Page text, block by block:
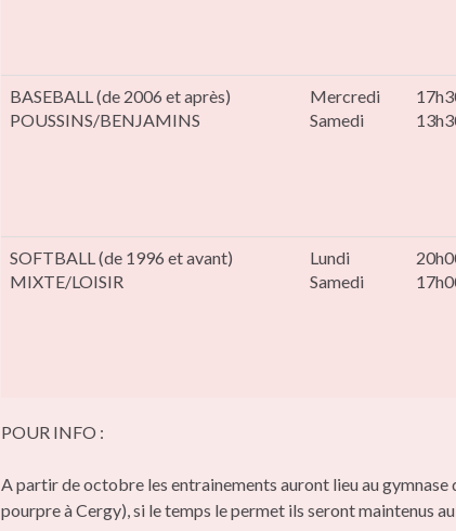
BASEBALL (de 2006 et après)
POUSSINS/BENJAMINS
Mercredi
Samedi
SOFTBALL (de 1996 et avant)
MIXTE/LOISIR
Lundi
Samedi
POUR INFO :
A partir de octobre les entrainements auront lieu au gymnase
pourpre à Cergy), si le temps le permet ils seront maintenus